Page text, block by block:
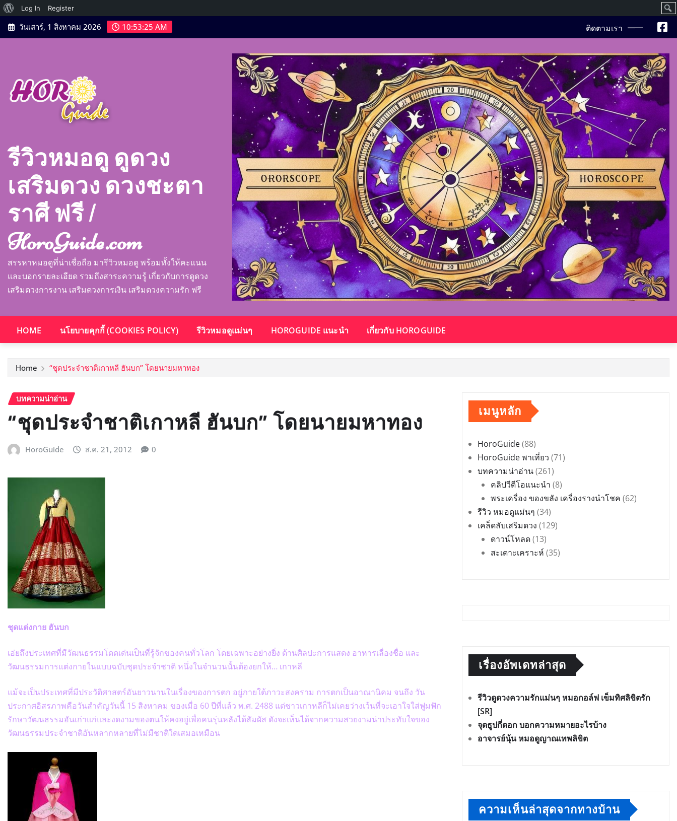
เกี่ยว
กับ
เวิร์ด
Log In
Register
ค้นห
Skip
to
วันเสาร์, 1 สิงหาคม 2026 10:53:27 AM ติดตามเรา
รีวิวหมอดู ดูดวง
เสริมดวง ดวงชะตา
ราศี ฟรี |
HoroGuide.com
สรรหาหมอดูที่น่าเชื่อถือ มารีวิวหมอดู พร้อมทั้งให้คะแนน
และบอกรายละเอียด รวมถึงสาระความรู้ เกี่ยวกับการดูดวง
เสริมดวงการงาน เสริมดวงการเงิน เสริมดวงความรัก ฟรี
HOME นโยบายคุกกี้ (COOKIES POLICY) รีวิวหมอดูแม่นๆ HOROGUIDE แนะนำ เกี่ยวกับ HOROGUIDE
Home “ชุดประจำชาติเกาหลี ฮันบก” โดยนายมหาทอง
บทความน่าอ่าน
“ชุดประจำชาติเกาหลี ฮันบก” โดยนายมหาทอง
HoroGuide ส.ค. 21, 2012 0
ชุดแต่งกาย ฮันบก
เอ่ยถึงประเทศที่มีวัฒนธรรมโดดเด่นเป็นที่รู้จักของคนทั่วโลก โดยเฉพาะอย่างยิ่ง ด้านศิลปะการแสดง อาหารเลื่องชื่อ และ
วัฒนธรรมการแต่งกายในแบบฉบับชุดประจำชาติ หนึ่งในจำนวนนั้นต้องยกให้… เกาหลี
แม้จะเป็นประเทศที่มีประวัติศาสตร์อันยาวนานในเรื่องของการตก อยู่ภายใต้ภาวะสงคราม การตกเป็นอาณานิคม จนถึง วัน
ประกาศอิสรภาพคือวันสำคัญวันนี้ 15 สิงหาคม ของเมื่อ 60 ปีที่แล้ว พ.ศ. 2488 แต่ชาวเกาหลีก็ไม่เคยว่างเว้นที่จะเอาใจใส่ฟูมฟัก
รักษาวัฒนธรรมอันเก่าแก่และงดงามของตนให้คงอยู่เพื่อคนรุ่นหลังได้สัมผัส ดังจะเห็นได้จากความสวยงามน่าประทับใจของ
วัฒนธรรมประจำชาติอันหลากหลายที่ไม่มีชาติใดเสมอเหมือน
เมนูหลัก
HoroGuide(88)
HoroGuide พาเที่ยว (71)
บทความน่าอ่าน(261)
คลิปวีดีโอแนะนำ (8)
พระเครื่อง ของขลัง เครื่องรางนำโชค (62)
รีวิว หมอดูแม่นๆ (34)
เคล็ดลับเสริมดวง (129)
ดาวน์โหลด(13)
สะเดาะเคราะห์ (35)
เรื่องอัพเดทล่าสุด
รีวิวดูดวงความรักแม่นๆ หมอกอล์ฟ เข็มทิศลิขิตรัก
[SR]
จุดธูปกี่ดอก บอกความหมายอะไรบ้าง
อาจารย์นุ้น หมอดูญาณเทพลิขิต
ความเห็นล่าสุดจากทางบ้าน